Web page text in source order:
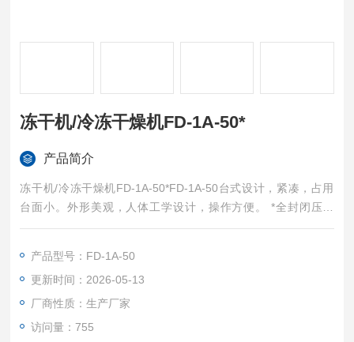
冻干机/冷冻干燥机FD-1A-50*
产品简介
冻干机/冷冻干燥机FD-1A-50*FD-1A-50台式设计，紧凑，占用
台面小。外形美观，人体工学设计，操作方便。 *全封闭压缩
机，高效可靠，噪音低。 冷阱开口大，带样品预冻功能。冷阱为
有效面积，快速冻干。
产品型号：FD-1A-50
更新时间：2026-05-13
厂商性质：生产厂家
访问量：755